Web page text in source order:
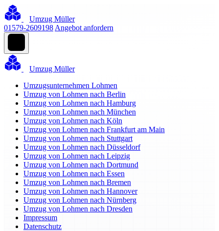
Umzug Müller
01579-2609198 Angebot anfordern
Umzug Müller
Umzugsunternehmen Lohmen
Umzug von Lohmen nach Berlin
Umzug von Lohmen nach Hamburg
Umzug von Lohmen nach München
Umzug von Lohmen nach Köln
Umzug von Lohmen nach Frankfurt am Main
Umzug von Lohmen nach Stuttgart
Umzug von Lohmen nach Düsseldorf
Umzug von Lohmen nach Leipzig
Umzug von Lohmen nach Dortmund
Umzug von Lohmen nach Essen
Umzug von Lohmen nach Bremen
Umzug von Lohmen nach Hannover
Umzug von Lohmen nach Nürnberg
Umzug von Lohmen nach Dresden
Impressum
Datenschutz